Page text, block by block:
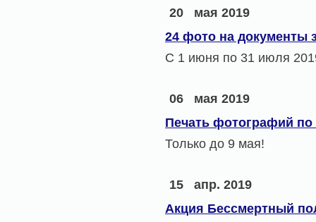
20
мая 2019
24 фото на документы
С 1 июня по 31 июля
06
мая 2019
Печать фотографий по
Только до 9 мая!
15
апр. 2019
Акция Бессмертный